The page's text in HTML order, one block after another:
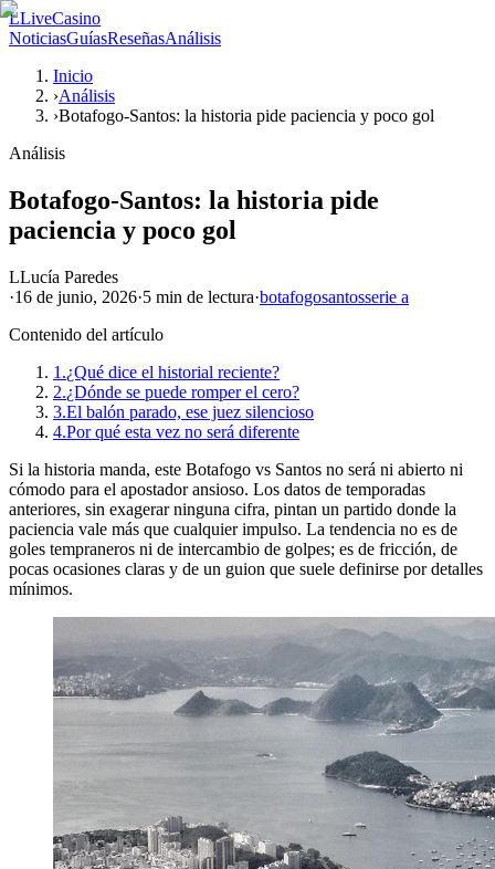
LLiveCasino
NoticiasGuíasReseñasAnálisis
Inicio
›Análisis
›Botafogo-Santos: la historia pide paciencia y poco gol
Análisis
Botafogo-Santos: la historia pide
paciencia y poco gol
LLucía Paredes
·16 de junio, 2026·5 min de lectura·botafogosantosserie a
Contenido del artículo
1.¿Qué dice el historial reciente?
2.¿Dónde se puede romper el cero?
3.El balón parado, ese juez silencioso
4.Por qué esta vez no será diferente
Si la historia manda, este Botafogo vs Santos no será ni abierto ni
cómodo para el apostador ansioso. Los datos de temporadas
anteriores, sin exagerar ninguna cifra, pintan un partido donde la
paciencia vale más que cualquier impulso. La tendencia no es de
goles tempraneros ni de intercambio de golpes; es de fricción, de
pocas ocasiones claras y de un guion que suele definirse por detalles
mínimos.